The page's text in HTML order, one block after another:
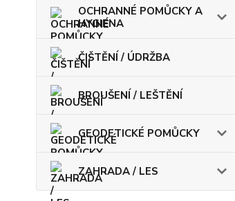
OCHRANNÉ POMŮCKY A
HYGIENA
ČIŠTĚNÍ / ÚDRŽBA
BROUŠENÍ / LEŠTĚNÍ
GEODETICKÉ POMŮCKY
ZAHRADA / LES